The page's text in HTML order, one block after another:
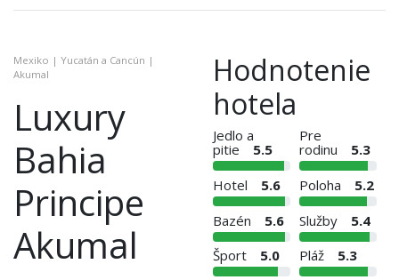
Mexiko | Yucatán a Cancún |
Akumal
Luxury
Bahia
Principe
Akumal
Hodnotenie
hotela
Jedlo a
pitie
5.5
Pre
rodinu
5.3
Hotel
5.6 Poloha
5.2
Bazén
5.6 Služby
5.4
Šport
5.0 Pláž
5.3